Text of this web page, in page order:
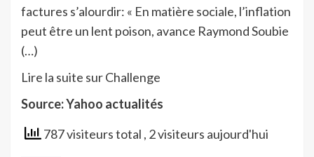
factures s’alourdir: « En matière sociale, l’inflation
peut être un lent poison, avance Raymond Soubie
(…)
Lire la suite sur Challenge
Source: Yahoo actualités
787 visiteurs total , 2 visiteurs aujourd'hui